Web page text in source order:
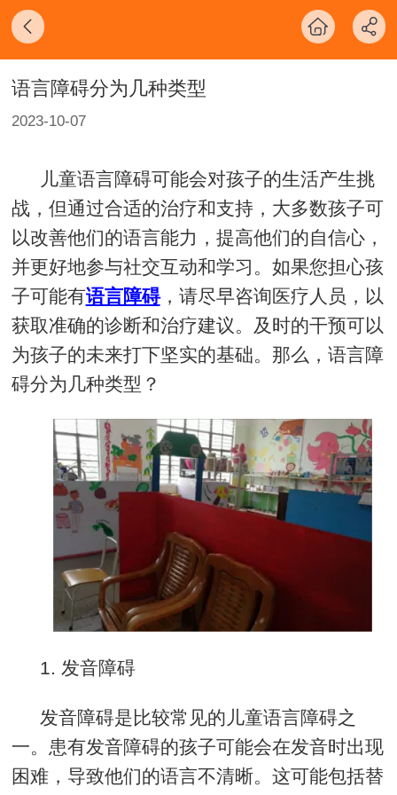
语言障碍分为几种类型
2023-10-07
儿童语言障碍可能会对孩子的生活产生挑
战，但通过合适的治疗和支持，大多数孩子可
以改善他们的语言能力，提高他们的自信心，
并更好地参与社交互动和学习。如果您担心孩
子可能有语言障碍，请尽早咨询医疗人员，以
获取准确的诊断和治疗建议。及时的干预可以
为孩子的未来打下坚实的基础。那么，语言障
碍分为几种类型？
1. 发音障碍
发音障碍是比较常见的儿童语言障碍之
一。患有发音障碍的孩子可能会在发音时出现
困难，导致他们的语言不清晰。这可能包括替